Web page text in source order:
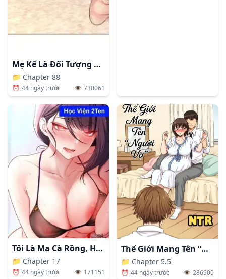
Mẹ Kế Là Đối Tượng Làm Tình Của Tôi
📁 Chapter 88
⏰ 44 ngày trước 👁️ 730061
Tôi Là Ma Cà Rồng, Hút Năng Lượng Con Gái
📁 Chapter 17
⏰ 44 ngày trước 👁️ 171151
Thế Giới Mang Tên “Người Vợ”
📁 Chapter 5.5
⏰ 44 ngày trước 👁️ 286900